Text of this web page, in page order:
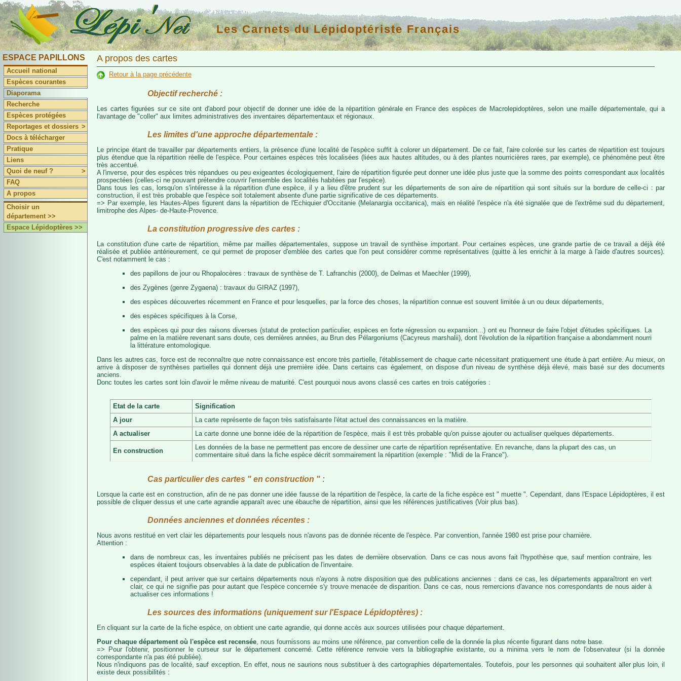
Les Carnets du Lépidoptériste Français
ESPACE PAPILLONS
Accueil national
Espèces courantes
Diaporama
Recherche
Espèces protégées
Reportages et dossiers >
Docs à télécharger
Pratique
Liens
Quoi de neuf ?
>
FAQ
A propos
Choisir un
département >>
Espace Lépidoptères >>
A propos des cartes
Retour à la page précédente
Objectif recherché :
Les cartes figurées sur ce site ont d'abord pour objectif de donner une idée de la répartition générale en France des espèces de Macrolepidoptères, selon une maille départementale, qui a
l'avantage de "coller" aux limites administratives des inventaires départementaux et régionaux.
Les limites d'une approche départementale :
Le principe étant de travailler par départements entiers, la présence d'une localité de l'espèce suffit à colorer un département. De ce fait, l'aire colorée sur les cartes de répartition est toujours
plus étendue que la répartition réelle de l'espèce. Pour certaines espèces très localisées (liées aux hautes altitudes, ou à des plantes nourricières rares, par exemple), ce phénomène peut être
très accentué.
A l'inverse, pour des espèces très répandues ou peu exigeantes écologiquement, l'aire de répartition figurée peut donner une idée plus juste que la somme des points correspondant aux localités
prospectées (celles-ci ne pouvant prétendre couvrir l'ensemble des localités habitées par l'espèce).
Dans tous les cas, lorsqu'on s'intéresse à la répartition d'une espèce, il y a lieu d'être prudent sur les départements de son aire de répartition qui sont situés sur la bordure de celle-ci : par
construction, il est très probable que l'espèce soit totalement absente d'une partie significative de ces départements.
=> Par exemple, les Hautes-Alpes figurent dans la répartition de l'Echiquier d'Occitanie (Melanargia occitanica), mais en réalité l'espèce n'a été signalée que de l'extrême sud du département,
limitrophe des Alpes- de-Haute-Provence.
La constitution progressive des cartes :
La constitution d'une carte de répartition, même par mailles départementales, suppose un travail de synthèse important. Pour certaines espèces, une grande partie de ce travail a déjà été
réalisée et publiée antérieurement, ce qui permet de proposer d'emblée des cartes que l'on peut considérer comme représentatives (quitte à les enrichir à la marge à l'aide d'autres sources).
C'est notamment le cas :
des papillons de jour ou Rhopalocères : travaux de synthèse de T. Lafranchis (2000), de Delmas et Maechler (1999),
des Zygènes (genre Zygaena) : travaux du GIRAZ (1997),
des espèces découvertes récemment en France et pour lesquelles, par la force des choses, la répartition connue est souvent limitée à un ou deux départements,
des espèces spécifiques à la Corse,
des espèces qui pour des raisons diverses (statut de protection particulier, espèces en forte régression ou expansion...) ont eu l'honneur de faire l'objet d'études spécifiques. La
palme en la matière revenant sans doute, ces dernières années, au Brun des Pélargoniums (Cacyreus marshalii), dont l'évolution de la répartition française a abondamment nourri
la littérature entomologique.
Dans les autres cas, force est de reconnaître que notre connaissance est encore très partielle, l'établissement de chaque carte nécessitant pratiquement une étude à part entière. Au mieux, on
arrive à disposer de synthèses partielles qui donnent déjà une première idée. Dans certains cas également, on dispose d'un niveau de synthèse déjà élevé, mais basé sur des documents
anciens.
Donc toutes les cartes sont loin d'avoir le même niveau de maturité. C'est pourquoi nous avons classé ces cartes en trois catégories :
Etat de la carte
Signification
A jour
La carte représente de façon très satisfaisante l'état actuel des connaissances en la matière.
A actualiser
La carte donne une bonne idée de la répartition de l'espèce, mais il est très probable qu'on puisse ajouter ou actualiser quelques départements.
En construction
Les données de la base ne permettent pas encore de dessiner une carte de répartition représentative. En revanche, dans la plupart des cas, un
commentaire situé dans la fiche espèce décrit sommairement la répartition (exemple : "Midi de la France").
Cas particulier des cartes " en construction " :
Lorsque la carte est en construction, afin de ne pas donner une idée fausse de la répartition de l'espèce, la carte de la fiche espèce est " muette ". Cependant, dans l'Espace Lépidoptères, il est
possible de cliquer dessus et une carte agrandie apparaît avec une ébauche de répartition, ainsi que les références justificatives (Voir plus bas).
Données anciennes et données récentes :
Nous avons restitué en vert clair les départements pour lesquels nous n'avons pas de donnée récente de l'espèce. Par convention, l'année 1980 est prise pour charnière.
Attention :
dans de nombreux cas, les inventaires publiés ne précisent pas les dates de dernière observation. Dans ce cas nous avons fait l'hypothèse que, sauf mention contraire, les
espèces étaient toujours observables à la date de publication de l'inventaire.
cependant, il peut arriver que sur certains départements nous n'ayons à notre disposition que des publications anciennes : dans ce cas, les départements apparaîtront en vert
clair, ce qui ne signifie pas pour autant que l'espèce concernée s'y trouve menacée de disparition. Dans ce cas, nous remercions d'avance nos correspondants de nous aider à
actualiser ces informations !
Les sources des informations (uniquement sur l'Espace Lépidoptères) :
En cliquant sur la carte de la fiche espèce, on obtient une carte agrandie, qui donne accès aux sources utilisées pour chaque département.
Pour chaque département où l'espèce est recensée , nous fournissons au moins une référence, par convention celle de la donnée la plus récente figurant dans notre base.
=> Pour l'obtenir, positionner le curseur sur le département concerné. Cette référence renvoie vers la bibliographie existante, ou a minima vers le nom de l'observateur (si la donnée
correspondante n'a pas été publiée).
Nous n'indiquons pas de localité, sauf exception. En effet, nous ne saurions nous substituer à des cartographies départementales. Toutefois, pour les personnes qui souhaitent aller plus loin, il
existe deux possibilités :